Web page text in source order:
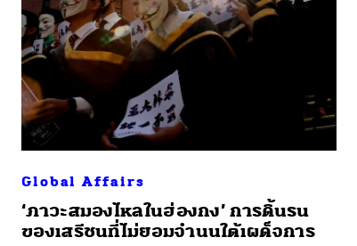
Global Affairs
‘ภาวะสมองไหลในฮ่องกง’ การดิ้นรน
ของเสรีชนที่ไม่ยอมจำนนใต้เผด็จการ